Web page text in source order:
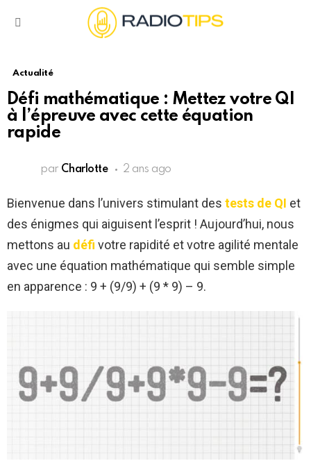
Actualité
Défi mathématique : Mettez votre QI
à l’épreuve avec cette équation
rapide
par Charlotte 2 ans ago
Bienvenue dans l’univers stimulant des tests de QI et
des énigmes qui aiguisent l’esprit ! Aujourd’hui, nous
mettons au défi votre rapidité et votre agilité mentale
avec une équation mathématique qui semble simple
en apparence : 9 + (9/9) + (9 * 9) – 9.